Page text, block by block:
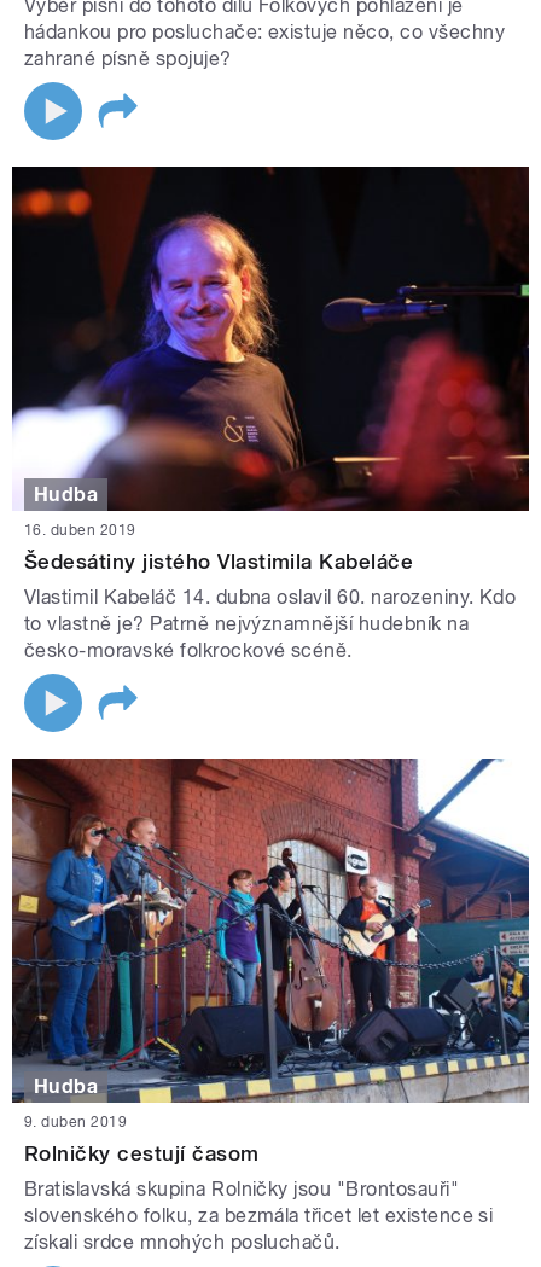
Výběr písní do tohoto dílu Folkových pohlazení je
hádankou pro posluchače: existuje něco, co všechny
zahrané písně spojuje?
Hudba
16. duben 2019
Šedesátiny jistého Vlastimila Kabeláče
Vlastimil Kabeláč 14. dubna oslavil 60. narozeniny. Kdo
to vlastně je? Patrně nejvýznamnější hudebník na
česko-moravské folkrockové scéně.
Hudba
9. duben 2019
Rolničky cestují časom
Bratislavská skupina Rolničky jsou "Brontosauři"
slovenského folku, za bezmála třicet let existence si
získali srdce mnohých posluchačů.